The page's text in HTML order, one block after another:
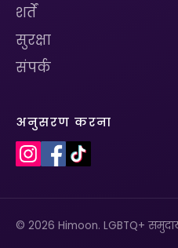
शर्तें
सुरक्षा
संपर्क
अनुसरण करना
© 2026 Himoon. LGBTQ+